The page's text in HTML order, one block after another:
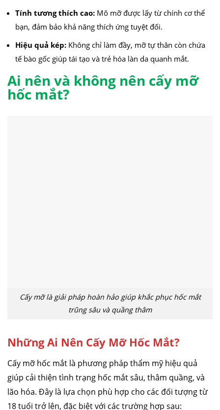
Tính tương thích cao: Mô mỡ được lấy từ chính cơ thể
bạn, đảm bảo khả năng thích ứng tuyệt đối.
Hiệu quả kép: Không chỉ làm đầy, mỡ tự thân còn chứa
tế bào gốc giúp tái tạo và trẻ hóa làn da quanh mắt.
Ai nên và không nên cấy mỡ
hốc mắt?
Cấy mỡ là giải pháp hoàn hảo giúp khắc phục hốc mắt
trũng sâu và quầng thâm
Những Ai Nên Cấy Mỡ Hốc Mắt?
Cấy mỡ hốc mắt là phương pháp thẩm mỹ hiệu quả
giúp cải thiện tình trạng hốc mắt sâu, thâm quầng, và
lão hóa. Đây là lựa chọn phù hợp cho các đối tượng từ
18 tuổi trở lên, đặc biệt với các trường hợp sau: